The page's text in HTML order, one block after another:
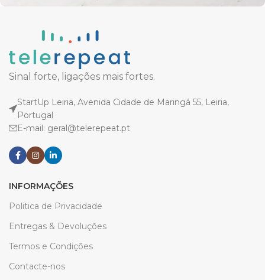
Et vestibulum quis a suspendisse
Sinal forte, ligações mais fortes.
StartUp Leiria, Avenida Cidade de Maringá 55, Leiria,
Portugal
E-mail: geral@telerepeat.pt
INFORMAÇÕES
Politica de Privacidade
Entregas & Devoluções
Termos e Condições
Contacte-nos